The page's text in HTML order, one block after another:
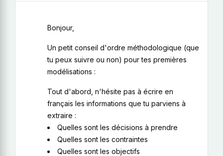
Bonjour,
Un petit conseil d'ordre méthodologique (que
tu peux suivre ou non) pour tes premières
modélisations :
Tout d'abord, n'hésite pas à écrire en
français les informations que tu parviens à
extraire :
Quelles sont les décisions à prendre
Quelles sont les contraintes
Quelles sont les objectifs